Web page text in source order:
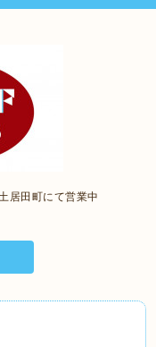
居田町にて営業中